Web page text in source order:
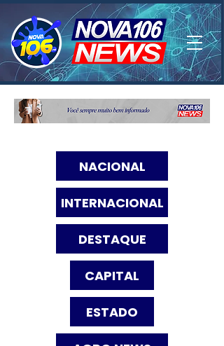
NACIONAL
INTERNACIONAL
DESTAQUE
CAPITAL
ESTADO